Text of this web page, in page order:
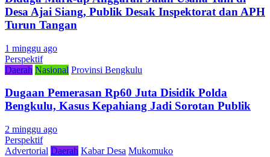
Desa Ajai Siang, Publik Desak Inspektorat dan APH
Turun Tangan
1 minggu ago
Perspektif
Daerah Nasional Provinsi Bengkulu
Dugaan Pemerasan Rp60 Juta Disidik Polda
Bengkulu, Kasus Kepahiang Jadi Sorotan Publik
2 minggu ago
Perspektif
Advertorial Daerah Kabar Desa Mukomuko